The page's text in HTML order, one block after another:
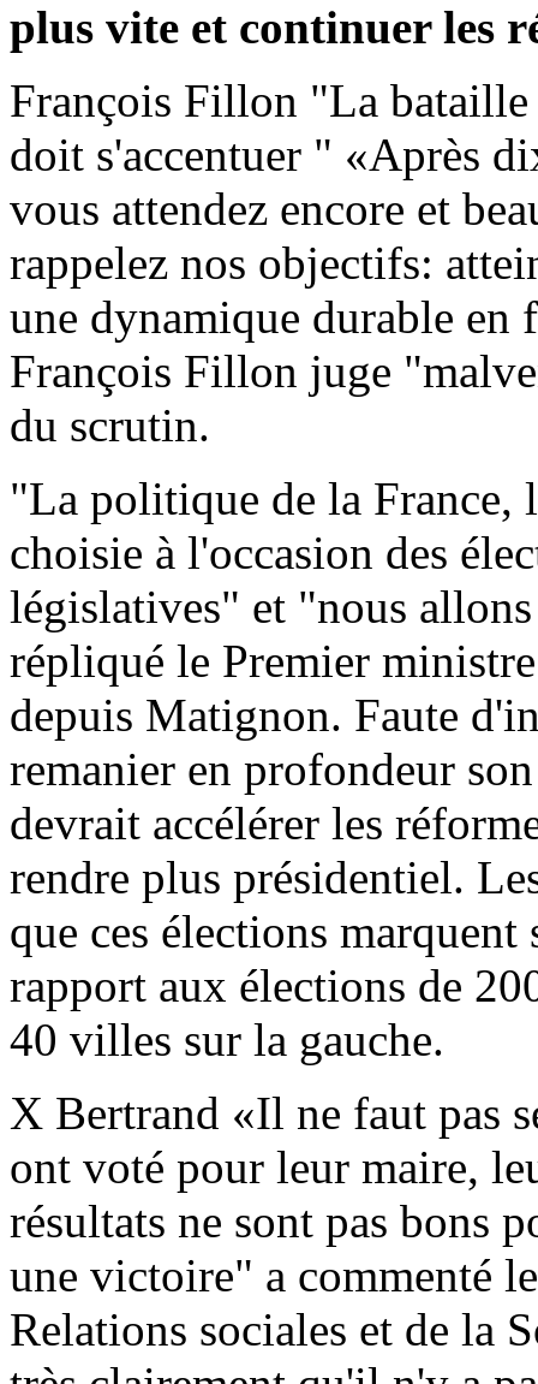
plus vite et continuer les
François Fillon "La
doit s'accentuer " «Après
vous attendez encore et
rappelez nos objectifs:
une dynamique durable en
François Fillon juge
du scrutin.
"La politique de la France,
choisie à l'occasion des
législatives" et "nous
répliqué le Premier
depuis Matignon. Faute
remanier en profondeur
devrait accélérer les
rendre plus présidentiel.
que ces élections
rapport aux élections de
40 villes sur la gauche.
X Bertrand «Il ne faut pas
ont voté pour leur maire,
résultats ne sont pas bons
une victoire" a commenté
Relations sociales et de la